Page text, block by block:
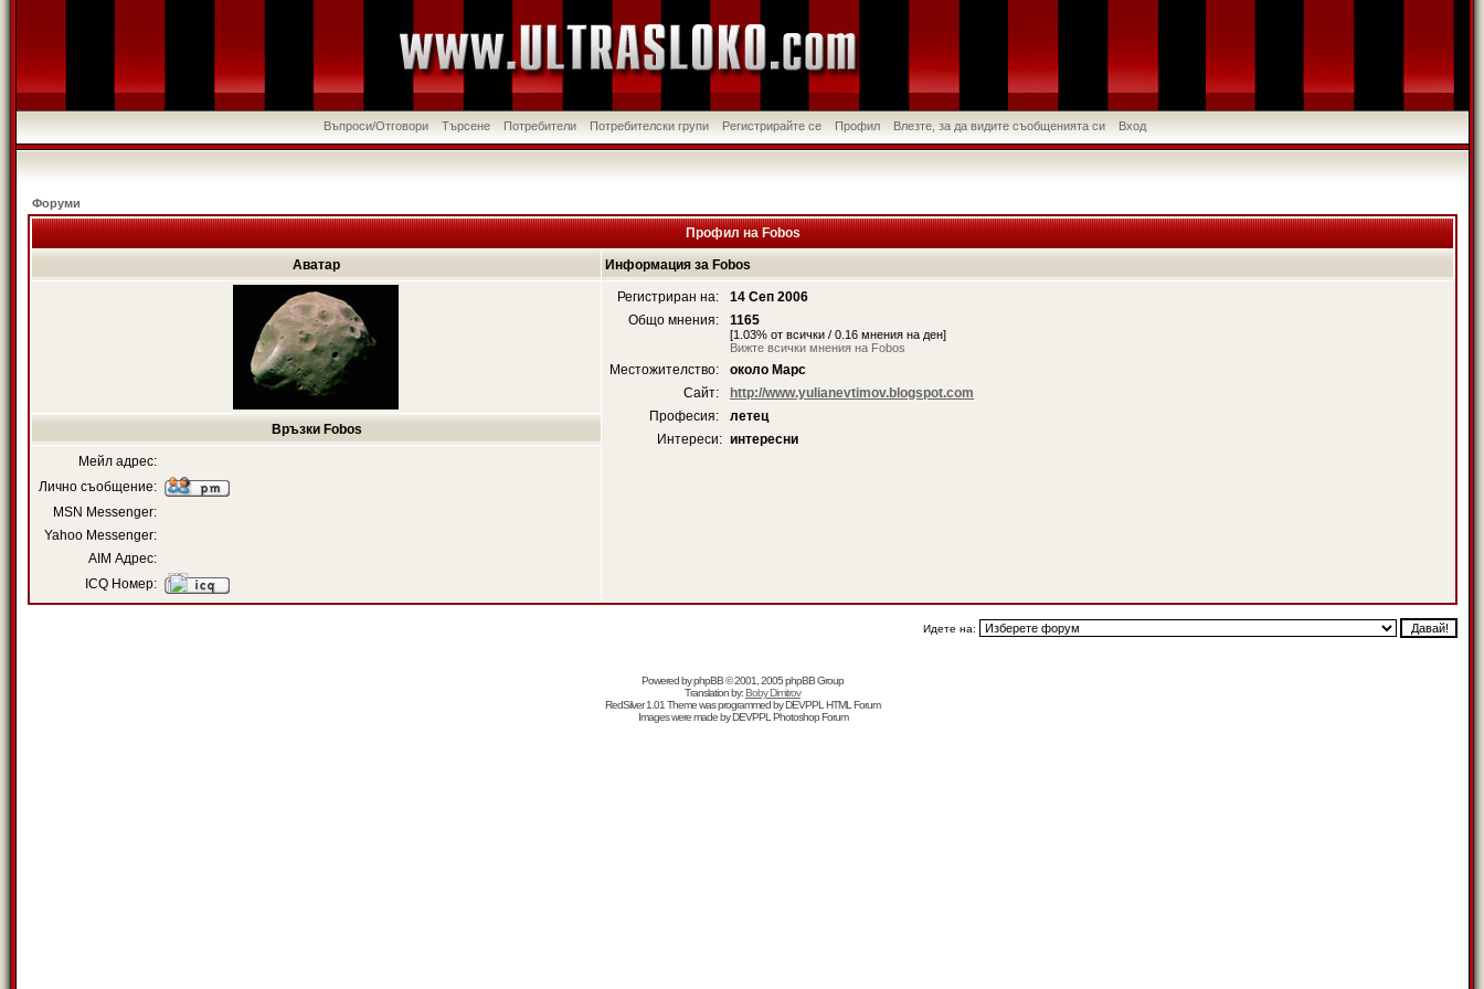
Въпроси/Отговори Търсене Потребители Потребителски групи Регистрирайте се Профил Влезте, за да видите съобщенията си Вход
Форуми
Профил на Fobos
Аватар Информация за Fobos
Регистриран на:
14 Сеп 2006
Общо мнения:
1165
[1.03% от всички / 0.16 мнения на ден]
Вижте всички мнения на Fobos
Местожителство:
около Марс
Сайт:
http://www.yulianevtimov.blogspot.com
Професия:
летец
Интереси: интересни
Връзки Fobos
Мейл адрес:
Лично съобщение:
MSN Messenger:
Yahoo Messenger:
AIM Адрес:
ICQ Номер:
Идете на:
Powered byphpBB© 2001, 2005 phpBB Group
Translation by:Boby Dimitrov
RedSilver 1.01 Theme was programmed byDEVPPL HTML Forum
Images were made byDEVPPL Photoshop Forum